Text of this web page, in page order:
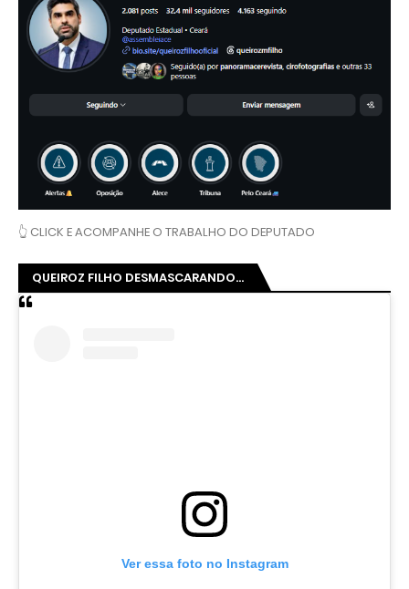
👆 CLICK E ACOMPANHE O TRABALHO DO DEPUTADO
QUEIROZ FILHO DESMASCARANDO...
Ver essa foto no Instagram